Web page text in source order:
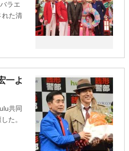
ラエ
れた清
一よ
共同
た。